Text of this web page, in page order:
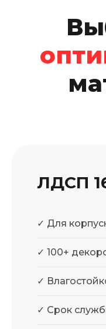
ЛДСП
✓ Для
✓ 100+
✓
✓ Срок